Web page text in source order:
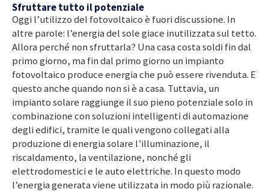
Sfruttare tutto il potenziale
Oggi l’utilizzo del fotovoltaico è fuori discussione. In
altre parole: l’energia del sole giace inutilizzata sul tetto.
Allora perché non sfruttarla? Una casa costa soldi fin dal
primo giorno, ma fin dal primo giorno un impianto
fotovoltaico produce energia che può essere rivenduta. E
questo anche quando non si è a casa. Tuttavia, un
impianto solare raggiunge il suo pieno potenziale solo in
combinazione con soluzioni intelligenti di automazione
degli edifici, tramite le quali vengono collegati alla
produzione di energia solare l’illuminazione, il
riscaldamento, la ventilazione, nonché gli
elettrodomestici e le auto elettriche. In questo modo
l’energia generata viene utilizzata in modo più razionale.